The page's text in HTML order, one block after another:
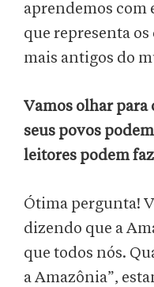
aprendemos com
que representa
mais antigos do
Vamos olhar para
seus povos
leitores podem
Ótima pergunta!
dizendo que a
que todos nós.
a Amazônia”,